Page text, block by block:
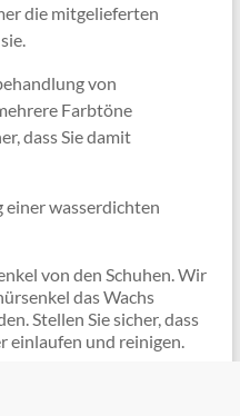
die mitgelieferten
von
Farbtöne
dass Sie damit
wasserdichten
von den Schuhen. Wir
das Wachs
Stellen Sie sicher, dass
einlaufen und reinigen.